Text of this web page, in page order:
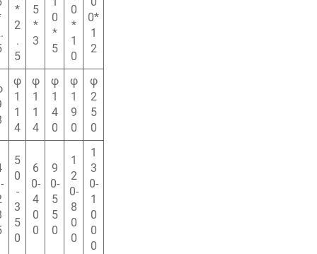
*
2
.
5
5
*
3
0
*
5
0
*
1
0
0*
1
2
φ
1
1
4
φ
1
1
4
φ
1
4
0
φ
1
9
0
φ
2
5
0
5
0
-
3
5
0
6
0-
4
0
0
9
0-
5
5
0
1
2
0-
8
0
0
1
3
0-
1
0
0
0